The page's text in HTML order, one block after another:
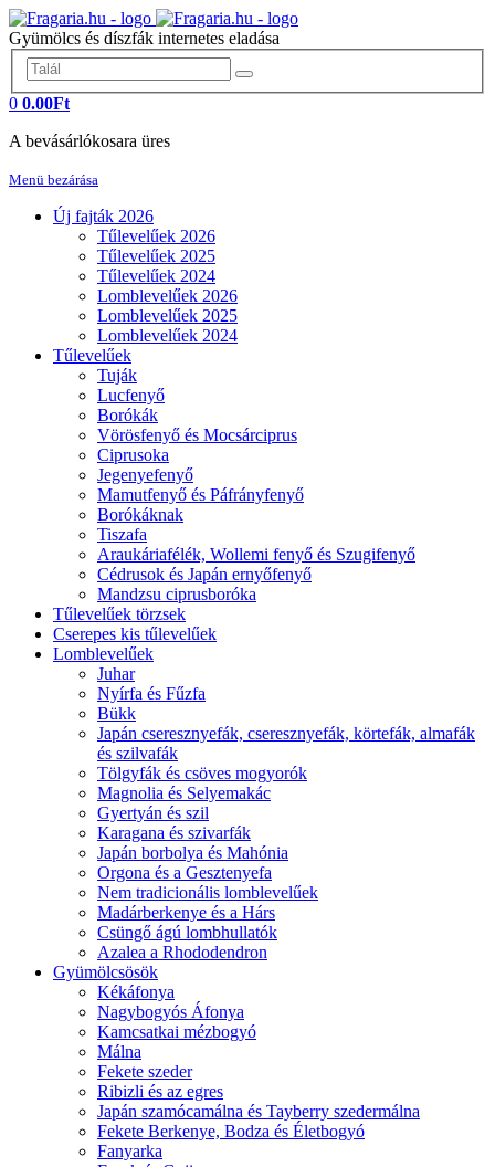
Gyümölcs és díszfák internetes eladása
0 0.00Ft
A bevásárlókosara üres
Menü bezárása
Új fajták 2026
Tűlevelűek 2026
Tűlevelűek 2025
Tűlevelűek 2024
Lomblevelűek 2026
Lomblevelűek 2025
Lomblevelűek 2024
Tűlevelűek
Tuják
Lucfenyő
Borókák
Vörösfenyő és Mocsárciprus
Ciprusoka
Jegenyefenyő
Mamutfenyő és Páfrányfenyő
Borókáknak
Tiszafa
Araukáriafélék, Wollemi fenyő és Szugifenyő
Cédrusok és Japán ernyőfenyő
Mandzsu ciprusboróka
Tűlevelűek törzsek
Cserepes kis tűlevelűek
Lomblevelűek
Juhar
Nyírfa és Fűzfa
Bükk
Japán cseresznyefák, cseresznyefák, körtefák, almafák
és szilvafák
Tölgyfák és csöves mogyorók
Magnolia és Selyemakác
Gyertyán és szil
Karagana és szivarfák
Japán borbolya és Mahónia
Orgona és a Gesztenyefa
Nem tradicionális lomblevelűek
Madárberkenye és a Hárs
Csüngő ágú lombhullatók
Azalea a Rhododendron
Gyümölcsösök
Kékáfonya
Nagybogyós Áfonya
Kamcsatkai mézbogyó
Málna
Fekete szeder
Ribizli és az egres
Japán szamócamálna és Tayberry szedermálna
Fekete Berkenye, Bodza és Életbogyó
Fanyarka